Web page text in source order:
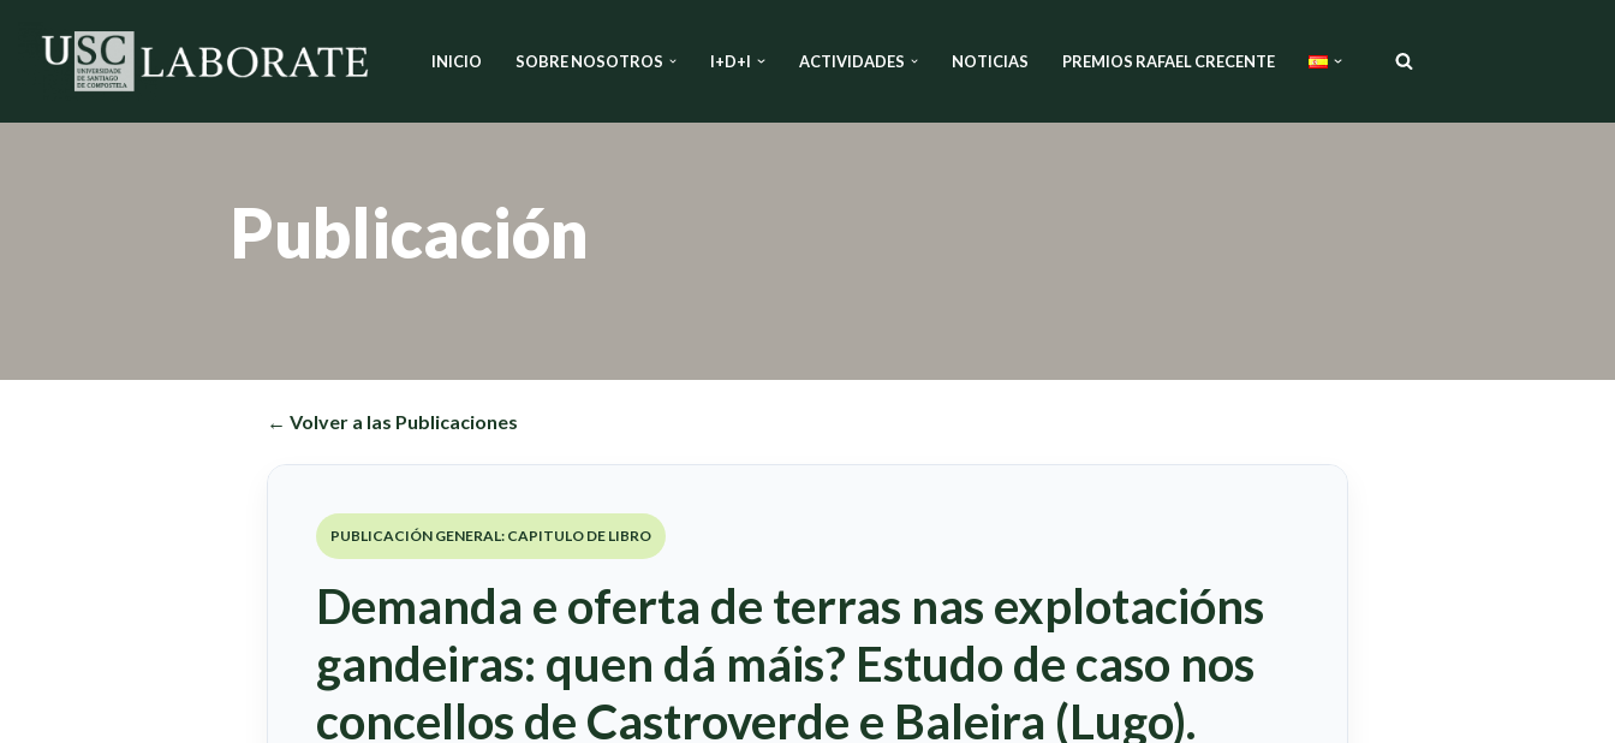
Saltar
INICIO SOBRE NOSOTROS I+D+I ACTIVIDADES NOTICIAS PREMIOS RAFAEL CRECENTE
Publicación
← Volver a las Publicaciones
PUBLICACIÓN GENERAL: CAPITULO DE LIBRO
Demanda e oferta de terras nas explotacións
gandeiras: quen dá máis? Estudo de caso nos
concellos de Castroverde e Baleira (Lugo).